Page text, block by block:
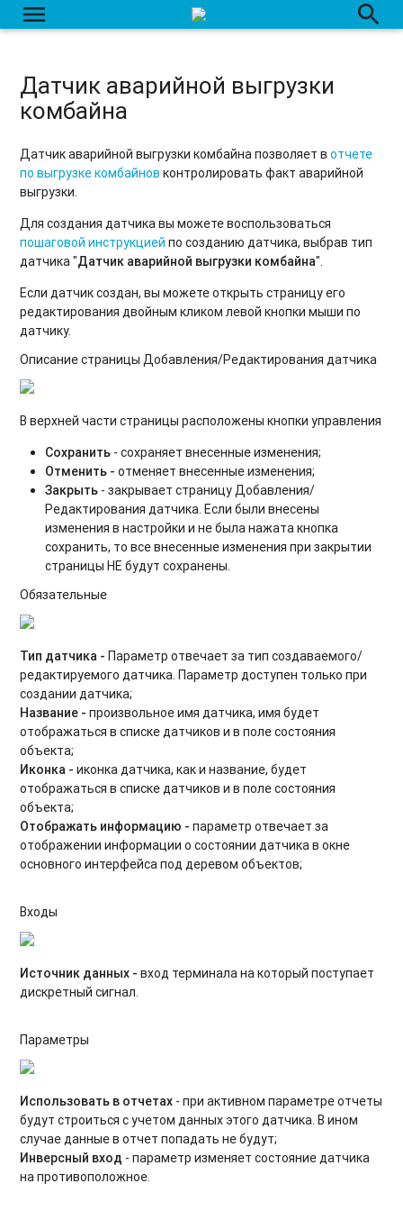
menu
Создание/Редактирование/Удаление датчика search
Датчик аварийной выгрузки
комбайна
Датчик аварийной выгрузки комбайна позволяет вотчете
по выгрузке комбайнов контролировать факт аварийной
выгрузки.
Для создания датчика вы можете воспользоваться
пошаговой инструкцией по созданию датчика, выбрав тип
датчика "Датчик аварийной выгрузки комбайна".
Если датчик создан, вы можете открыть страницу его
редактирования двойным кликом левой кнопки мыши по
датчику.
Описание страницы Добавления/Редактирования датчика
В верхней части страницы расположены кнопки управления
Сохранить - сохраняет внесенные изменения;
Отменить -отменяет внесенные изменения;
Закрыть - закрывает страницу Добавления/
Редактирования датчика. Если были внесены
изменения в настройки и не была нажата кнопка
сохранить, то все внесенные изменения при закрытии
страницы НЕ будут сохранены.
Обязательные
Тип датчика -Параметр отвечает за тип создаваемого/
редактируемого датчика. Параметр доступен только при
создании датчика;
Название -произвольное имя датчика, имя будет
отображаться в списке датчиков и в поле состояния
объекта;
Иконка -иконка датчика, как и название, будет
отображаться в списке датчиков и в поле состояния
объекта;
Отображать информацию -параметр отвечает за
отображении информации о состоянии датчика в окне
основного интерфейса под деревом объектов;
Входы
Источник данных -вход терминала на который поступает
дискретный сигнал.
Параметры
Использовать в отчетах - при активном параметре отчеты
будут строиться с учетом данных этого датчика. В ином
случае данные в отчет попадать не будут;
Инверсный вход - параметр изменяет состояние датчика
на противоположное.